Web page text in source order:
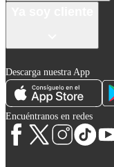
Descarga nuestra App
Encuéntranos en redes